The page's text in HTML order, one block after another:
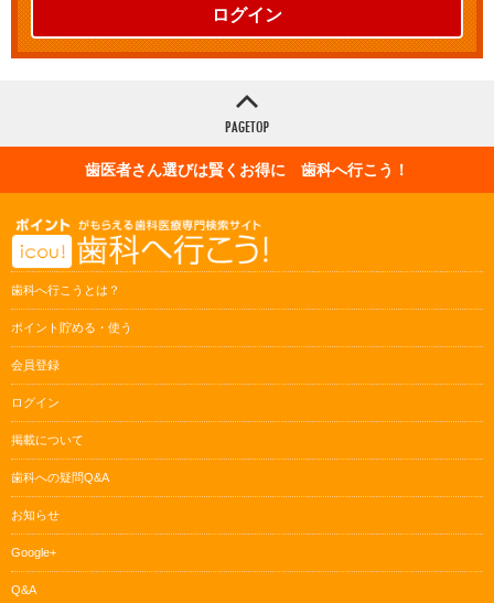
ログイン
歯医者さん選びは賢くお得に 歯科へ行こう！
歯科へ行こうとは？
ポイント貯める・使う
会員登録
ログイン
掲載について
歯科への疑問Q&A
お知らせ
Google+
Q&A